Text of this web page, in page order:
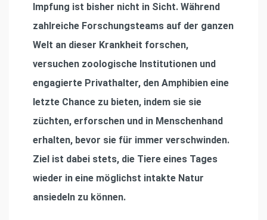
Impfung ist bisher nicht in Sicht. Während
zahlreiche Forschungsteams auf der ganzen
Welt an dieser Krankheit forschen,
versuchen zoologische Institutionen und
engagierte Privathalter, den Amphibien eine
letzte Chance zu bieten, indem sie sie
züchten, erforschen und in Menschenhand
erhalten, bevor sie für immer verschwinden.
Ziel ist dabei stets, die Tiere eines Tages
wieder in eine möglichst intakte Natur
ansiedeln zu können.